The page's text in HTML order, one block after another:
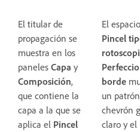
El titular de
propagación se
muestra en los
paneles Capa y
Composición,
que contiene la
capa a la que se
aplica el Pincel
El espacio
Pincel
borde
un
chevrón
claro y el